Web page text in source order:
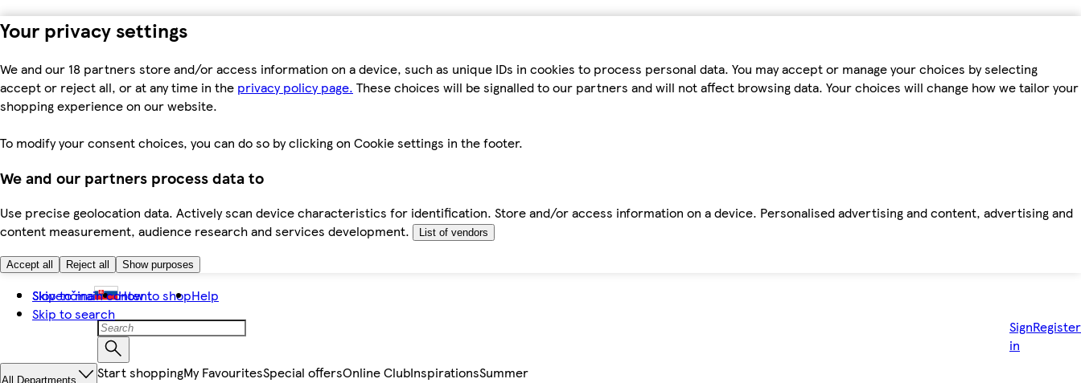
Your privacy settings
We and our 18 partners store and/or access information on a device, such as unique IDs in cookies to process personal data. You may accept or manage your choices by selecting
accept or reject all, or at any time in the privacy policy page. These choices will be signalled to our partners and will not affect browsing data. Your choices will change how we tailor your
shopping experience on our website.
To modify your consent choices, you can do so by clicking on Cookie settings in the footer.
We and our partners process data to
Use precise geolocation data. Actively scan device characteristics for identification. Store and/or access information on a device. Personalised advertising and content, advertising and
content measurement, audience research and services development.
List of vendors
Accept all Reject all Show purposes
Skip to main content
Skip to search
Slovenčina How to shopHelp
Sign
in
Register
All Departments Start shoppingMy FavouritesSpecial offersOnline ClubInspirationsSummer